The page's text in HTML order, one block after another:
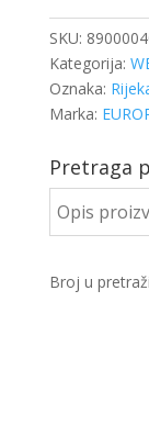
SKU:
Kategorija:
Oznaka:
Marka:
Pretraga
Broj u